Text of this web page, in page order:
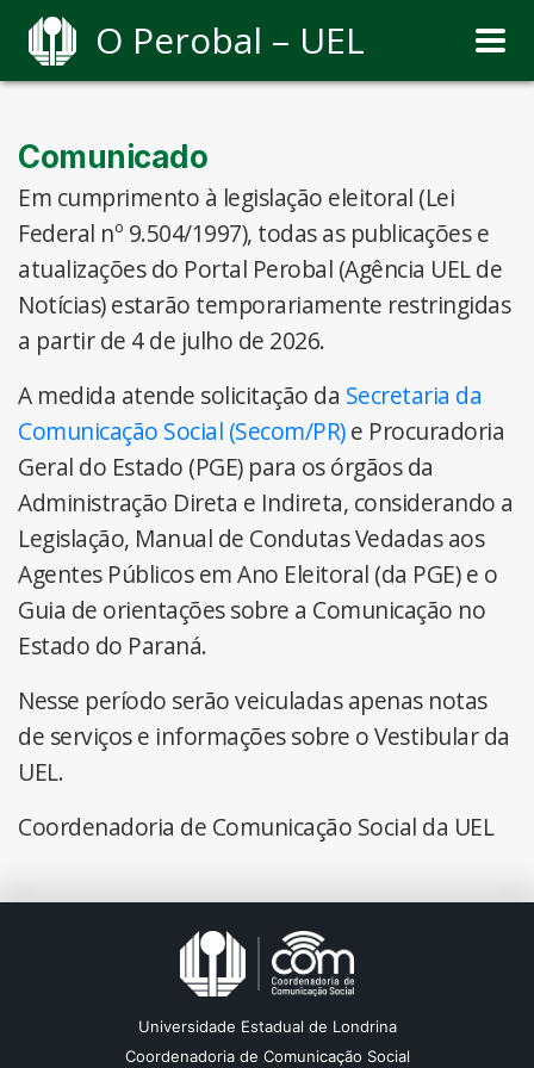
O Perobal – UEL
Comunicado
Em cumprimento à legislação eleitoral (Lei
Federal nº 9.504/1997), todas as publicações e
atualizações do Portal Perobal (Agência UEL de
Notícias) estarão temporariamente restringidas
a partir de 4 de julho de 2026.
A medida atende solicitação da Secretaria da
Comunicação Social (Secom/PR)e Procuradoria
Geral do Estado (PGE) para os órgãos da
Administração Direta e Indireta, considerando a
Legislação, Manual de Condutas Vedadas aos
Agentes Públicos em Ano Eleitoral (da PGE) e o
Guia de orientações sobre a Comunicação no
Estado do Paraná.
Nesse período serão veiculadas apenas notas
de serviços e informações sobre o Vestibular da
UEL.
Coordenadoria de Comunicação Social da UEL
Universidade Estadual de Londrina
Coordenadoria de Comunicação Social